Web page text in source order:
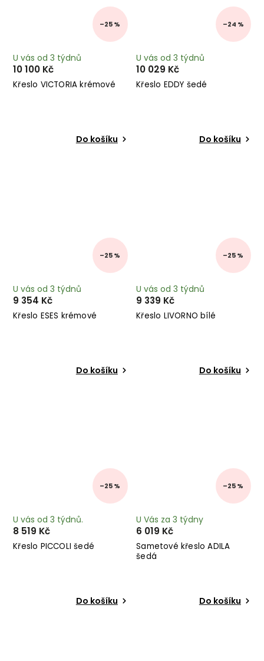
–25 %
Křeslo VICTORIA krémové
U vás od 3 týdnů
10 100 Kč
Do košíku
–24 %
Křeslo EDDY šedé
U vás od 3 týdnů
10 029 Kč
Do košíku
–25 %
Křeslo ESES krémové
U vás od 3 týdnů
9 354 Kč
Do košíku
–25 %
Křeslo LIVORNO bílé
U vás od 3 týdnů
9 339 Kč
Do košíku
–25 %
Křeslo PICCOLI šedé
U vás od 3 týdnů.
8 519 Kč
Do košíku
–25 %
Sametové křeslo ADILA
šedá
U Vás za 3 týdny
6 019 Kč
Do košíku